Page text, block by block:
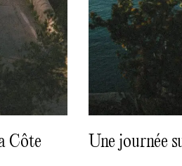
Côte
Une journée